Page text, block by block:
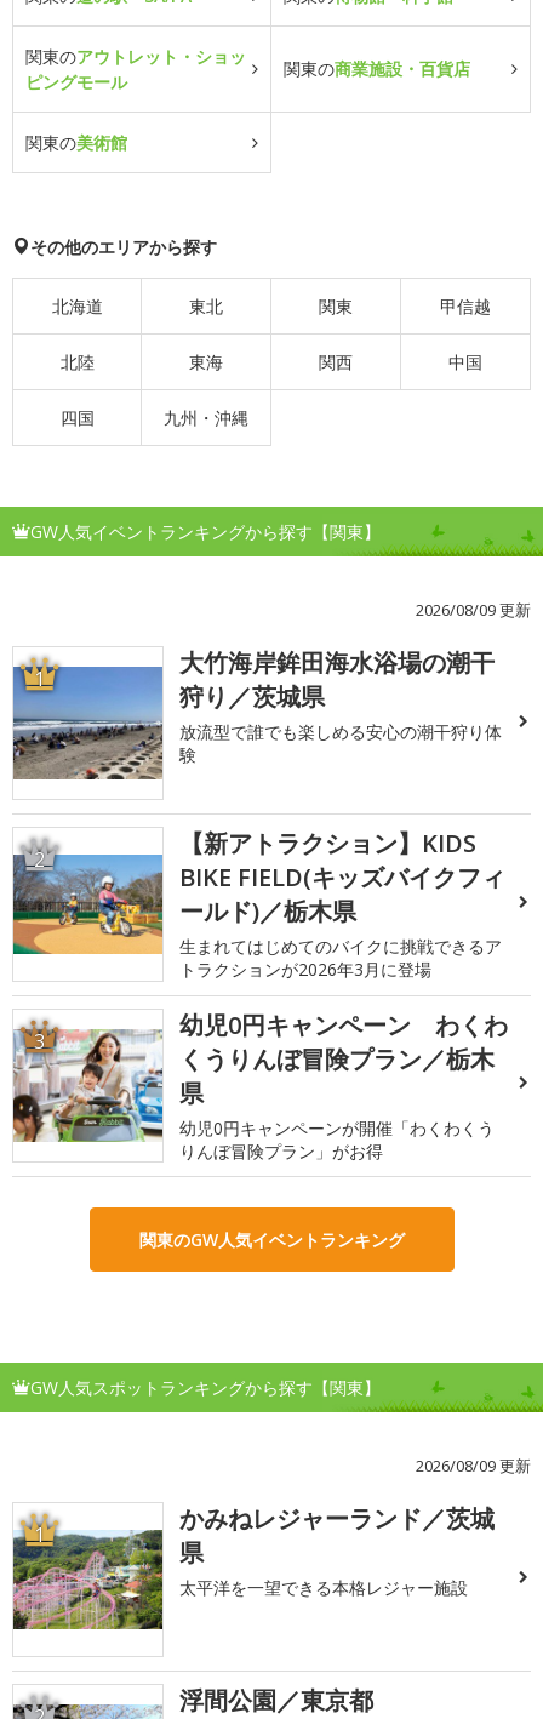
関東のアウトレット・ショッ
ピングモール
関東の商業施設・百貨店
関東の美術館
その他のエリアから探す
北海道 東北 関東 甲信越
北陸 東海 関西 中国
四国 九州・沖縄
GW人気イベントランキングから探す【関東】
2026/08/09 更新
1
大竹海岸鉾田海水浴場の潮干
狩り／茨城県
放流型で誰でも楽しめる安心の潮干狩り体
験
2
【新アトラクション】KIDS
BIKE FIELD(キッズバイクフィ
ールド)／栃木県
生まれてはじめてのバイクに挑戦できるア
トラクションが2026年3月に登場
3
幼児0円キャンペーン わくわ
くうりんぼ冒険プラン／栃木
県
幼児0円キャンペーンが開催「わくわくう
りんぼ冒険プラン」がお得
関東のGW人気イベントランキング
GW人気スポットランキングから探す【関東】
2026/08/09 更新
1
かみねレジャーランド／茨城
県
太平洋を一望できる本格レジャー施設
浮間公園／東京都